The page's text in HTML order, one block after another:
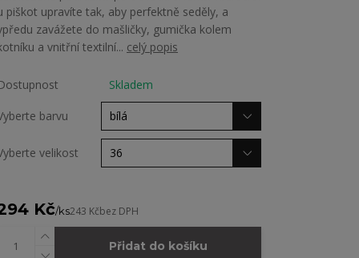
piškot upravíte tak, aby perfektně seděly, a
zavážete do mašličky, gumička kolem
a vnitřní textilní... celý popis
Skladem
barvu
velikost
Kč/ks243 Kčbez DPH
Přidat do košíku